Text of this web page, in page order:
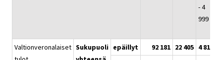
- 4
999
Valtionveronalaiset Sukupuoli epäillyt 92 181 22 405 4 812